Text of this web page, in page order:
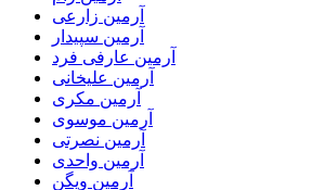
آرمین زارعی
آرمین سپیدار
آرمین عارفی فرد
آرمین علیخانی
آرمین مکری
آرمین موسوی
آرمین نصرتی
آرمین واحدی
آرمین ویگن